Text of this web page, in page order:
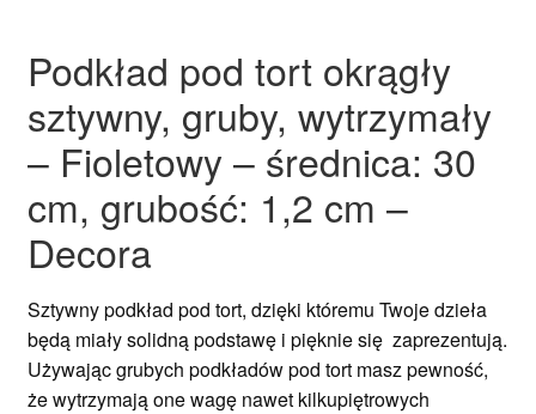
Podkład pod tort okrągły
sztywny, gruby, wytrzymały
– Fioletowy – średnica: 30
cm, grubość: 1,2 cm –
Decora
Sztywny podkład pod tort, dzięki któremu Twoje dzieła
będą miały solidną podstawę i pięknie się zaprezentują.
Używając grubych podkładów pod tort masz pewność,
że wytrzymają one wagę nawet kilkupiętrowych